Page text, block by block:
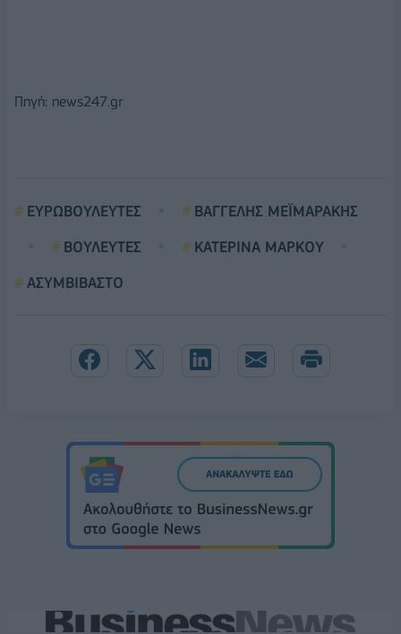
Πηγή: news247.gr
ΕΥΡΩΒΟΥΛΕΥΤΕΣ
ΒΑΓΓΕΛΗΣ ΜΕΪΜΑΡΑΚΗΣ
ΒΟΥΛΕΥΤΕΣ
ΚΑΤΕΡΙΝΑ ΜΑΡΚΟΥ
ΑΣΥΜΒΙΒΑΣΤΟ